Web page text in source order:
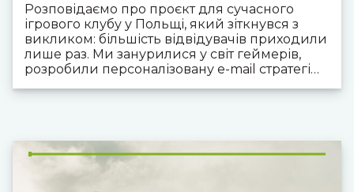
Розповідаємо про проєкт для сучасного
ігрового клубу у Польщі, який зіткнувся з
викликом: більшість відвідувачів приходили
лише раз. Ми занурилися у світ геймерів,
розробили персоналізовану e-mail стратегію